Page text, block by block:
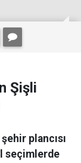
Şişli
plancısı
seçimlerde